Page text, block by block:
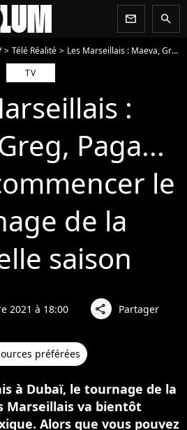
newsletter search
Télé Réalité
Les Marseillais : Maeva, Greg, Paga... Ils vont commencer le tournage de la nouvelle saison
TV
:
Paga...
le
de la
saison
2021 à 18:00 share Partager
préférées
à Dubaï, le tournage de la
Marseillais va bientôt
Alors que vous pouvez